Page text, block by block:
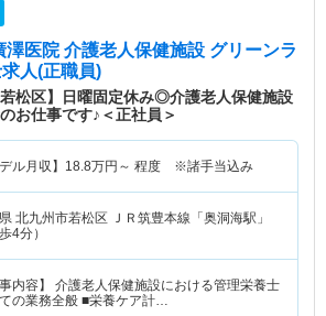
澤医院 介護老人保健施設 グリーンラ
人(正職員)
若松区】日曜固定休み◎介護老人保健施設
お仕事です♪＜正社員＞
ル月収】 18.8万円～ 程度 ※諸手当込み
北九州市若松区
ＪＲ筑豊本線「奥洞海駅」
4分）
事内容】 介護老人保健施設における管理栄養士
の業務全般 ■栄養ケア計…